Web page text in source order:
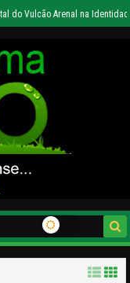
do Vulcão Arenal na